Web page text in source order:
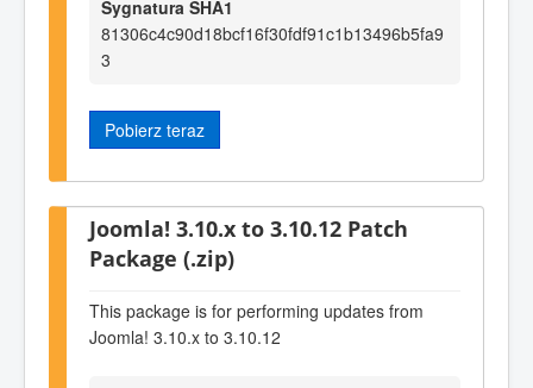
Sygnatura SHA1
81306c4c90d18bcf16f30fdf91c1b13496b5fa9
3
Pobierz teraz
Joomla! 3.10.x to 3.10.12 Patch
Package (.zip)
This package is for performing updates from
Joomla! 3.10.x to 3.10.12